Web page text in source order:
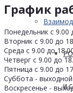
и
График
Понедельник с 9.00
Вторник с 9.00 до
Среда с 9.00 до
Четверг с 9.00 до
Пятница с 9.00 до
Суббота - выходной
Воскресенье -